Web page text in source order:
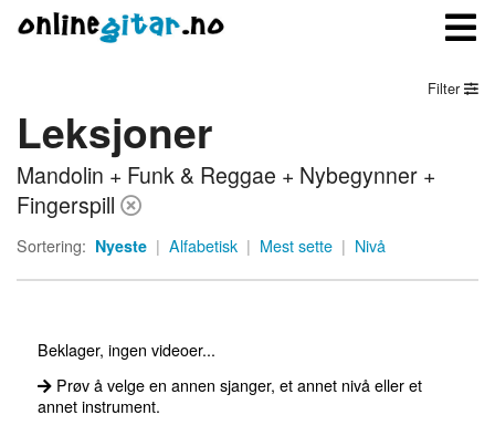
Meny
Logg inn
Bli medlem
Om onlinegitar.no
Filter
Leksjoner
Mandolin + Funk & Reggae + Nybegynner +
Fingerspill
Sortering: Nyeste | Alfabetisk | Mest sette | Nivå
Beklager, ingen videoer...
Prøv å velge en annen sjanger, et annet nivå eller et
annet instrument.